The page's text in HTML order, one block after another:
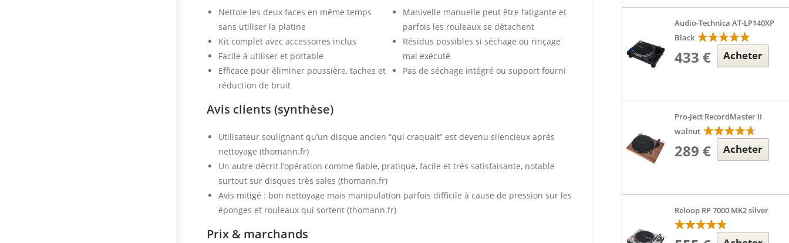
Nettoie les deux faces en même temps
sans utiliser la platine
Kit complet avec accessoires inclus
Facile à utiliser et portable
Efficace pour éliminer poussière, taches et
réduction de bruit
Manivelle manuelle peut être fatigante et
parfois les rouleaux se détachent
Résidus possibles si séchage ou rinçage
mal exécuté
Pas de séchage intégré ou support fourni
Avis clients (synthèse)
Utilisateur soulignant qu’un disque ancien “qui craquait” est devenu silencieux après
nettoyage (thomann.fr)
Un autre décrit l’opération comme fiable, pratique, facile et très satisfaisante, notable
surtout sur disques très sales (thomann.fr)
Avis mitigé : bon nettoyage mais manipulation parfois difficile à cause de pression sur les
éponges et rouleaux qui sortent (thomann.fr)
Prix & marchands
Audio-Technica AT-LP140XP
Black
433 € Acheter
Pro-Ject RecordMaster II
walnut
289 € Acheter
Reloop RP 7000 MK2 silver